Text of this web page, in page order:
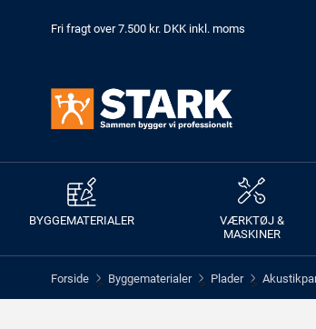
Fri fragt over 7.500 kr. DKK inkl. moms
BYGGEMATERIALER
VÆRKTØJ &
MASKINER
Forside > Byggematerialer > Plader >